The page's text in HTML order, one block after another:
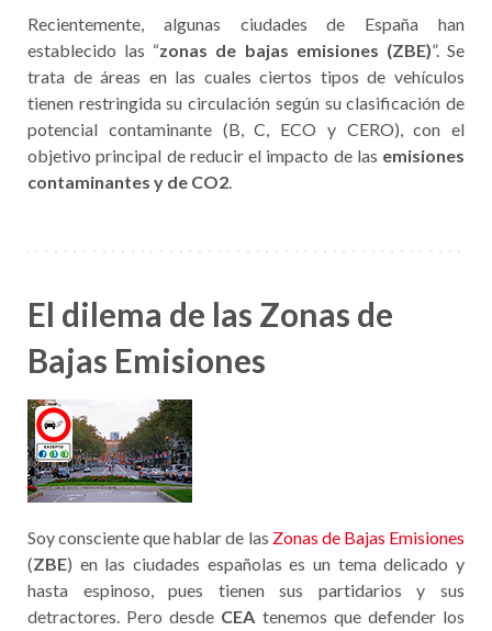
Recientemente, algunas ciudades de España han
establecido las “zonas de bajas emisiones (ZBE)”. Se
trata de áreas en las cuales ciertos tipos de vehículos
tienen restringida su circulación según su clasificación de
potencial contaminante (B, C, ECO y CERO), con el
objetivo principal de reducir el impacto de las emisiones
contaminantes y de CO2.
El dilema de las Zonas de
Bajas Emisiones
Soy consciente que hablar de las Zonas de Bajas Emisiones
(ZBE) en las ciudades españolas es un tema delicado y
hasta espinoso, pues tienen sus partidarios y sus
detractores. Pero desde CEA tenemos que defender los